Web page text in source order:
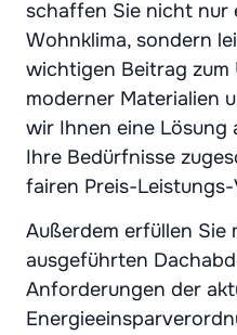
schaffen Sie nicht nur
Wohnklima, sondern
wichtigen Beitrag zum
moderner Materialien
wir Ihnen eine Lösung
Ihre Bedürfnisse
fairen Preis-
Außerdem erfüllen
ausgeführten
Anforderungen der